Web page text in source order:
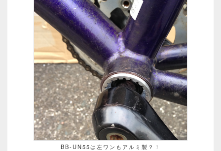
BB-UN55は左ワンもアルミ製？！